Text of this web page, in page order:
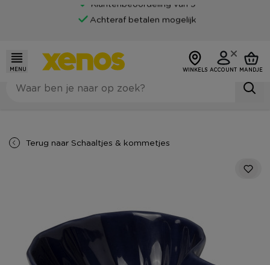
Gratis bezorging vanaf €45,-*
Achteraf betalen mogelijk
MENU WINKELS ACCOUNT MANDJE
Terug naar Schaaltjes & kommetjes